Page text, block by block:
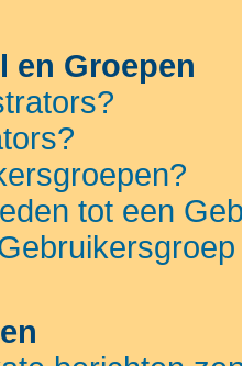
en Groepen
tot een